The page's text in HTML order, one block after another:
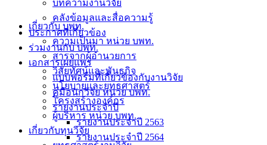
เกี่ยวกับ บพท.
ความเป็นมา หน่วย บพท.
สารจากผู้อำนวยการ
วิสัยทัศน์และพันธกิจ
นโยบายและยุทธศาสตร์
โครงสร้างองค์กร
ผู้บริหาร หน่วย บพท.
เกี่ยวกับทุนวิจัย
บทความงานวิจัย
คลังข้อมูลและสื่อความรู้
ประกาศที่เกี่ยวข้อง
ร่วมงานกับ บพท.
เอกสารเผยแพร่
แบบฟอร์มที่เกี่ยวข้องกับงานวิจัย
คู่มือนักวิจัย หน่วย บพท.
รายงานประจำปี
รายงานประจำปี 2563
รายงานประจำปี 2564